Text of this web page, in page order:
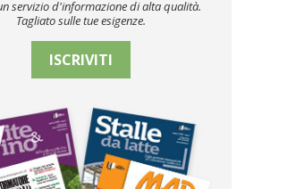
servizio d'informazione di alta qualità.
Tagliato sulle tue esigenze.
ISCRIVITI